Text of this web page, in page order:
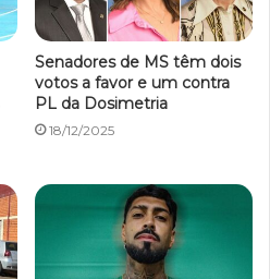
Senadores de MS têm dois
votos a favor e um contra
PL da Dosimetria
18/12/2025